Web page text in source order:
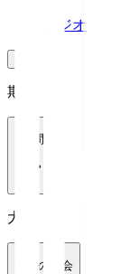
ラジオ
期間
1週間
大会
全ての大会